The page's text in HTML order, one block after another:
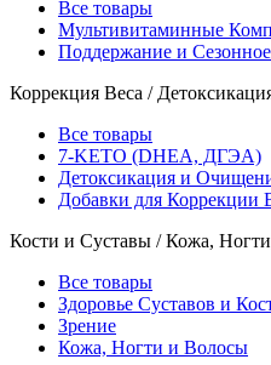
Все товары
Мультивитаминные
Поддержание и
Коррекция Веса /
Все товары
7-KETO (DHEA, ДГЭА)
Детоксикация и
Добавки для Коррекции
Кости и Суставы / Кожа,
Все товары
Здоровье Суставов и
Зрение
Кожа, Ногти и Волосы